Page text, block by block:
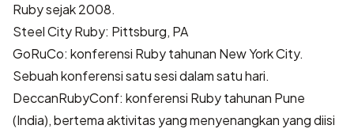
Ruby sejak 2008.
Steel City Ruby: Pittsburg, PA
GoRuCo: konferensi Ruby tahunan New York City.
Sebuah konferensi satu sesi dalam satu hari.
DeccanRubyConf: konferensi Ruby tahunan Pune
(India), bertema aktivitas yang menyenangkan yang diisi